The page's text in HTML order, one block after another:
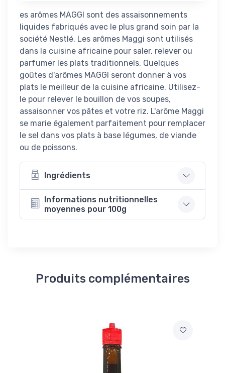
es arômes MAGGI sont des assaisonnements
liquides fabriqués avec le plus grand soin par la
société Nestlé. Les arômes Maggi sont utilisés
dans la cuisine africaine pour saler, relever ou
parfumer les plats traditionnels. Quelques
goûtes d'arômes MAGGI seront donner à vos
plats le meilleur de la cuisine africaine. Utilisez-
le pour relever le bouillon de vos soupes,
assaisonner vos pâtes et votre riz. L'arôme Maggi
se marie également parfaitement pour remplacer
le sel dans vos plats à base légumes, de viande
ou de poissons.
Ingrédients
Informations nutritionnelles
moyennes pour 100g
Produits complémentaires